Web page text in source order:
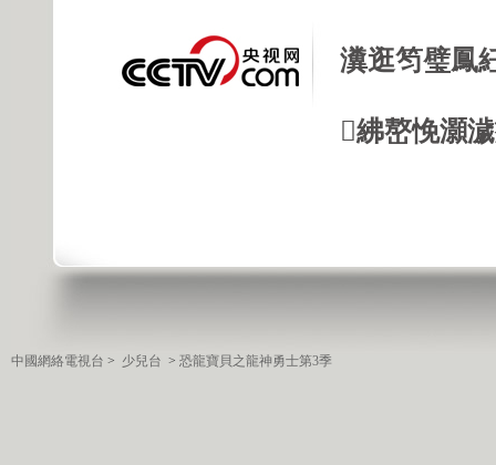
瀵逛笉璧鳳
紼嶅悗灝
中國網絡電視台 > 少兒台 > 恐龍寶貝之龍神勇士第3季